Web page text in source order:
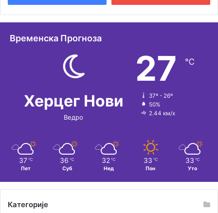
н
тВременска Прогноза
Херцег Нови
Ведро
27 ℃
37º - 26º
50%
2.44 км/х
37 ℃
Пет
36 ℃
Суб
32 ℃
Нед
33 ℃
Пон
33 ℃
Уто
Категорије